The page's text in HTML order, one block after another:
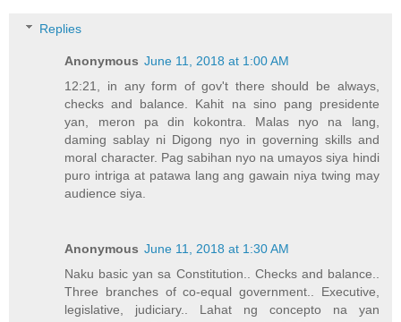
Replies
Anonymous June 11, 2018 at 1:00 AM
12:21, in any form of gov't there should be always,
checks and balance. Kahit na sino pang presidente
yan, meron pa din kokontra. Malas nyo na lang,
daming sablay ni Digong nyo in governing skills and
moral character. Pag sabihan nyo na umayos siya hindi
puro intriga at patawa lang ang gawain niya twing may
audience siya.
Anonymous June 11, 2018 at 1:30 AM
Naku basic yan sa Constitution.. Checks and balance..
Three branches of co-equal government.. Executive,
legislative, judiciary.. Lahat ng concepto na yan